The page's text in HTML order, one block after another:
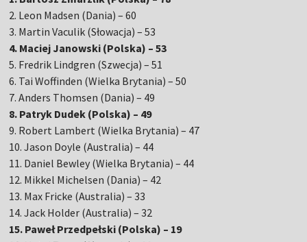
2. Leon Madsen (Dania) – 60
3. Martin Vaculik (Słowacja) – 53
4. Maciej Janowski (Polska) – 53
5. Fredrik Lindgren (Szwecja) – 51
6. Tai Woffinden (Wielka Brytania) – 50
7. Anders Thomsen (Dania) – 49
8. Patryk Dudek (Polska) – 49
9. Robert Lambert (Wielka Brytania) – 47
10. Jason Doyle (Australia) – 44
11. Daniel Bewley (Wielka Brytania) – 44
12. Mikkel Michelsen (Dania) – 42
13. Max Fricke (Australia) – 33
14. Jack Holder (Australia) – 32
15. Paweł Przedpełski (Polska) – 19